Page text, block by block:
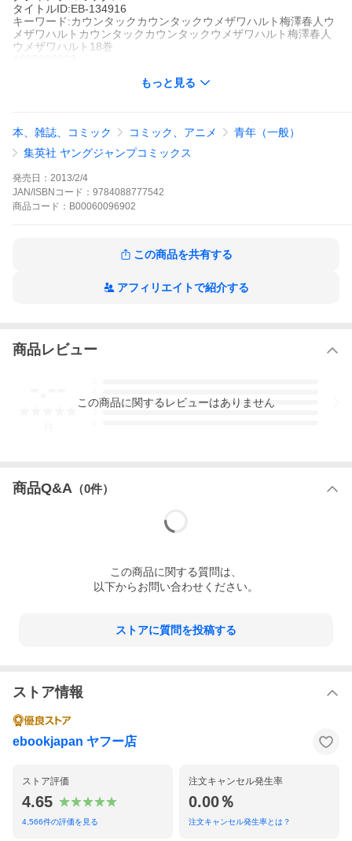
タイトルID:EB-134916
キーワード:カウンタックカウンタックウメザワハルト梅澤春人ウ
メザワハルトカウンタックカウンタックウメザワハルト梅澤春人
ウメザワハルト18巻
ャンプコミックスDIGITAL
会社の契約を賭け、取引先のLP400を駆ってサディスティックな
彩花のミウラに打ち勝たねばならない!!違和感を覚えるカウンタッ
クで舜は勝てるのか?BMWから落下したケータイから思いがけ
ず、美女との運が…!?
カウンタックの作品をもっと見る
もっと見る
本、雑誌、コミック コミック、アニメ
青年（一般）
集英社 ヤングジャンプコミックス
発売日： 2013/2/4
JAN/ISBNコード： 9784088777542
商品 コード： B00060096902
この商品を共有する
アフィリエイトで紹介する
商品レビュー
3
この商品に関するレビューはありません
商品Q&A （0件）
この商品に関する質問は、
以下からお問い合わせください。
ストアに質問を投稿する
ストア情報
ebookjapan ヤフー店
ストア評価
4.65
4,566件の評価を見る
注文キャンセル発生率
0.00％
注文キャンセル発生率とは？